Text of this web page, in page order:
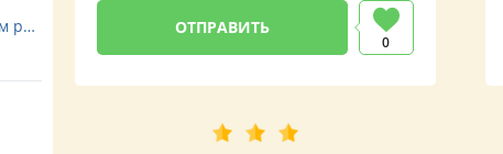
0
С прошедшим днем рождения